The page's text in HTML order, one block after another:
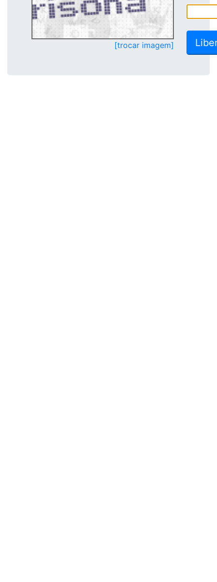
[trocar imagem]